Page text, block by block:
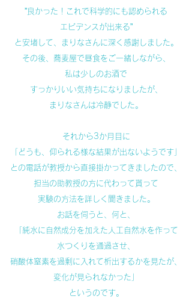
”良かった！これで科学的にも認められる
エビデンスが出来る”
と安堵して、まりなさんに深く感謝しました。
その後、蕎麦屋で昼食をご一緒しながら、
私は少しのお酒で
すっかりいい気持ちになりましたが、
まりなさんは冷静でした。
それから3か月目に
「どうも、仰られる様な結果が出ないようです」
との電話が教授から直接掛かってきましたので、
担当の助教授の方に代わって貰って
実験の方法を詳しく聞きました。
お話を伺うと、何と、
「純水に自然成分を加えた人工自然水を作って
水つくりを通過させ、
硝酸体窒素を過剰に入れて析出するかを見たが、
変化が見られなかった」
というのです。